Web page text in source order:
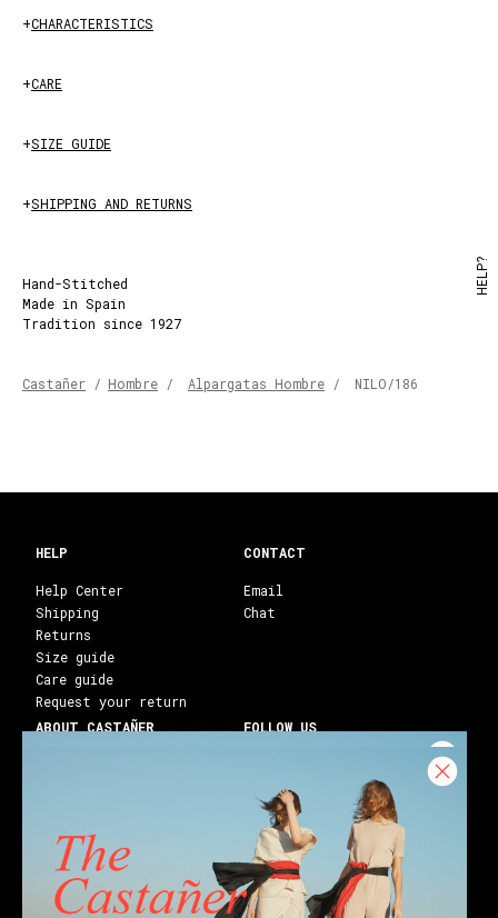
+CHARACTERISTICS
+CARE
+SIZE GUIDE
+SHIPPING AND RETURNS
Hand-Stitched
Made in Spain
Tradition since 1927
Castañer / Hombre / Alpargatas Hombre / NILO/186
CONTACT
Email
Chat
HELP
Help Center
Shipping
Returns
Size guide
Care guide
Request your return
ABOUT CASTAÑER
Franchises
Stores
Castañer Society
FOLLOW US
Facebook
Youtube
Blog
HELP?